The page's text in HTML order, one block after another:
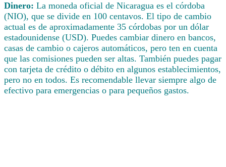
Dinero: La moneda oficial de Nicaragua es el córdoba
(NIO), que se divide en 100 centavos. El tipo de cambio
actual es de aproximadamente 35 córdobas por un dólar
estadounidense (USD). Puedes cambiar dinero en bancos,
casas de cambio o cajeros automáticos, pero ten en cuenta
que las comisiones pueden ser altas. También puedes pagar
con tarjeta de crédito o débito en algunos establecimientos,
pero no en todos. Es recomendable llevar siempre algo de
efectivo para emergencias o para pequeños gastos.